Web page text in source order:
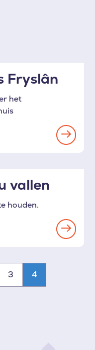
Fryslân
het
Read
vallen
houden.
Read
3 4